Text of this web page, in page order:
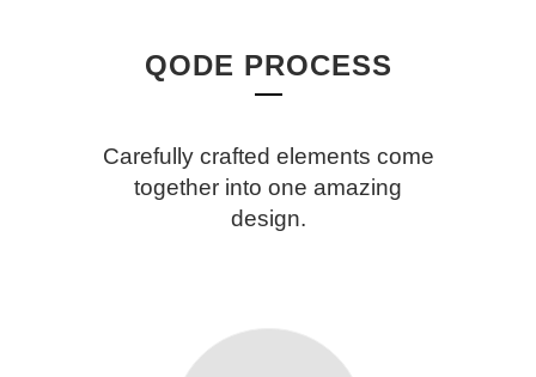
QODE PROCESS
Carefully crafted elements come
together into one amazing
design.